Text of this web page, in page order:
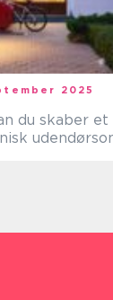
2025
du skaber et